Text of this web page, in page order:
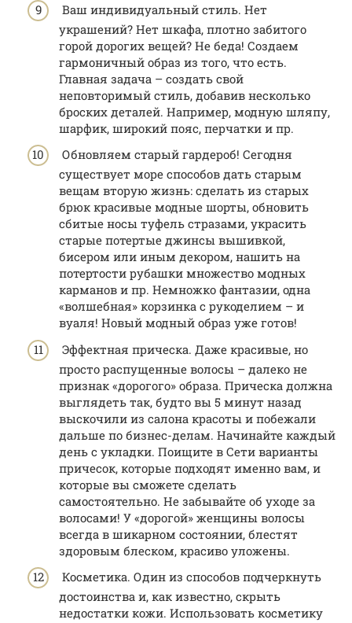
Ваш индивидуальный стиль. Нет
украшений? Нет шкафа, плотно забитого
горой дорогих вещей? Не беда! Создаем
гармоничный образ из того, что есть.
Главная задача – создать свой
неповторимый стиль, добавив несколько
броских деталей. Например, модную шляпу,
шарфик, широкий пояс, перчатки и пр.
Обновляем старый гардероб! Сегодня
существует море способов дать старым
вещам вторую жизнь: сделать из старых
брюк красивые модные шорты, обновить
сбитые носы туфель стразами, украсить
старые потертые джинсы вышивкой,
бисером или иным декором, нашить на
потертости рубашки множество модных
карманов и пр. Немножко фантазии, одна
«волшебная» корзинка с рукоделием – и
вуаля! Новый модный образ уже готов!
Эффектная прическа. Даже красивые, но
просто распущенные волосы – далеко не
признак «дорогого» образа. Прическа должна
выглядеть так, будто вы 5 минут назад
выскочили из салона красоты и побежали
дальше по бизнес-делам. Начинайте каждый
день с укладки. Поищите в Сети варианты
причесок, которые подходят именно вам, и
которые вы сможете сделать
самостоятельно. Не забывайте об уходе за
волосами! У «дорогой» женщины волосы
всегда в шикарном состоянии, блестят
здоровым блеском, красиво уложены.
Косметика. Один из способов подчеркнуть
достоинства и, как известно, скрыть
недостатки кожи. Использовать косметику